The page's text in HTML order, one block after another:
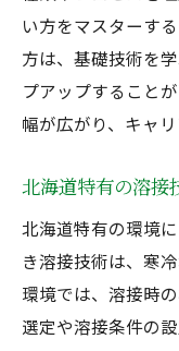
い方をマスターす
方は、基礎技術を
プアップすること
幅が広がり、キャ
北海道特有の溶接
北海道特有の環境
き溶接技術は、寒
環境では、溶接時
選定や溶接条件の